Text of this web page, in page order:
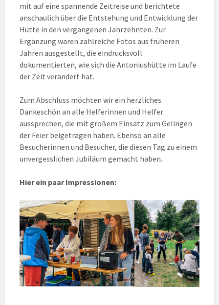
mit auf eine spannende Zeitreise und berichtete
anschaulich über die Entstehung und Entwicklung der
Hütte in den vergangenen Jahrzehnten. Zur
Ergänzung waren zahlreiche Fotos aus früheren
Jahren ausgestellt, die eindrucksvoll
dokumentierten, wie sich die Antoniushütte im Laufe
der Zeit verändert hat.
Zum Abschluss möchten wir ein herzliches
Dankeschön an alle Helferinnen und Helfer
aussprechen, die mit großem Einsatz zum Gelingen
der Feier beigetragen haben. Ebenso an alle
Besucherinnen und Besucher, die diesen Tag zu einem
unvergesslichen Jubiläum gemacht haben.
Hier ein paar Impressionen: